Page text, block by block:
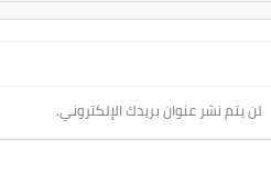
لن يتم نشر عنوان بريدك الإلكتروني.